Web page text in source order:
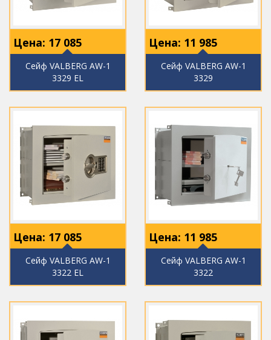
Цена: 17 085
Сейф VALBERG AW-1
3329 EL
Цена: 11 985
Сейф VALBERG AW-1
3329
Цена: 17 085
Сейф VALBERG AW-1
3322 EL
Цена: 11 985
Сейф VALBERG AW-1
3322